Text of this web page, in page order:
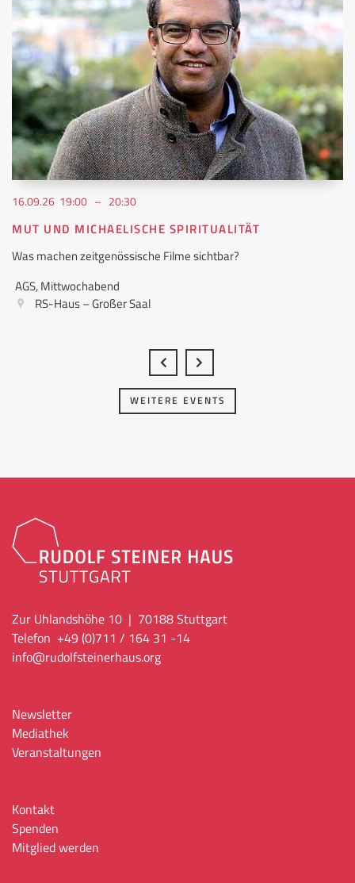
16.09.26 19:00 – 20:30
MUT UND MICHAELISCHE SPIRITUALITÄT
Was machen zeitgenössische Filme sichtbar?
AGS, Mittwochabend
RS-Haus – Großer Saal
WEITERE EVENTS
Zur Uhlandshöhe 10 | 70188 Stuttgart
Telefon +49 (0)711 / 164 31 -14
info@rudolfsteinerhaus.org
Newsletter
Mediathek
Veranstaltungen
Kontakt
Spenden
Mitglied werden